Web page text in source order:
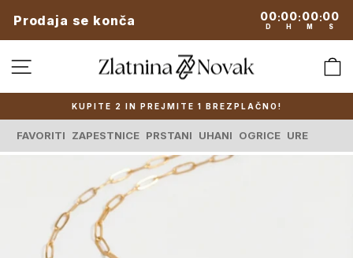
na
vsebino
Prodaja se konča 00
D
:00
H
:00
M
:00
S
SPLETNA NAVIGACIJA
Zaustavi
KUPITE 2 IN PREJMITE 1 BREZPLAČNO!
FAVORITI ZAPESTNICE PRSTANI UHANI OGRICE URE